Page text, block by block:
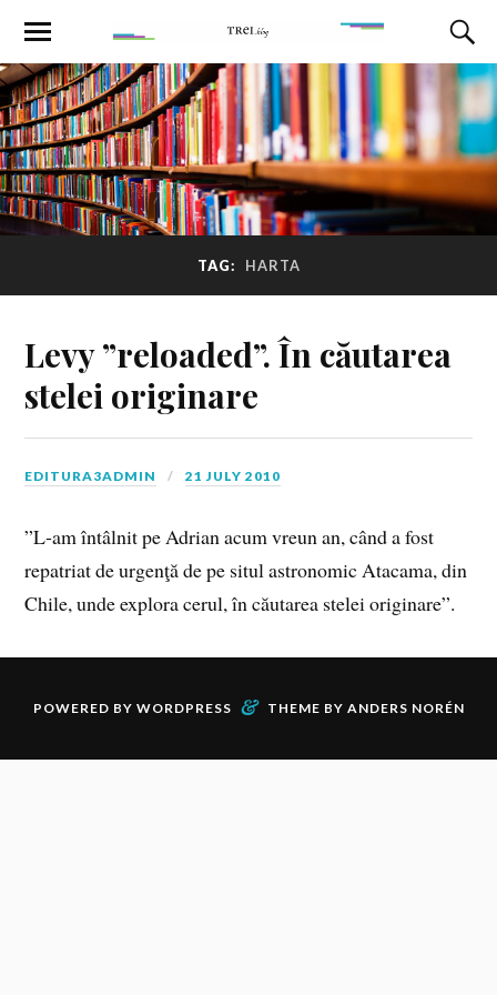
TAG: HARTA
Levy ”reloaded”. În căutarea
stelei originare
EDITURA3ADMIN 21 JULY 2010
”L‑am întâlnit pe Adrian acum vreun an, când a fost
repatriat de urgenţă de pe situl astronomic Atacama, din
Chile, unde explora cerul, în căutarea stelei originare”.
POWERED BY WORDPRESS & THEME BY ANDERS NORÉN